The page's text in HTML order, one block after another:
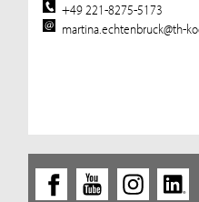
+49 221-8275-5173
martina.echtenbruck@th-